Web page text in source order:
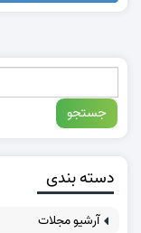
دسته بندی
آرشیو مجلات